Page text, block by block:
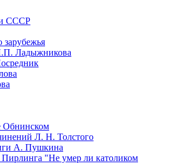
и СССР
зарубежья
Ладыжникова
Обнинском
Л. Н. Толстого
А. Пушкина
"Не умер ли католиком